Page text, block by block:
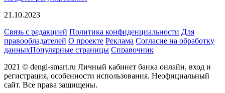
21.10.2023
Связь с редакцией Политика конфиденциальности Для
правообладателей О проекте Реклама Согласие на обработку
данныхПопулярные страницы Справочник
2021 © dengi-smart.ru Личный кабинет банка онлайн, вход и
регистрация, особенности использования. Неофициальный
сайт. Все права защищены.